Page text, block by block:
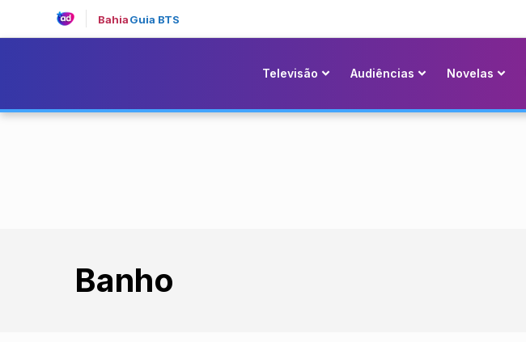
BahiaGuia BTS
Televisão Audiências Novelas
Banho